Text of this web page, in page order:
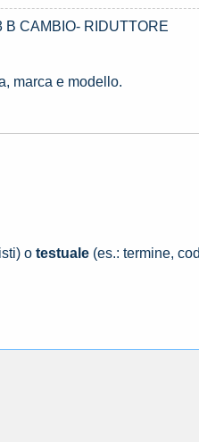
B CAMBIO- RIDUTTORE
marca e modello.
o testuale (es.: termine,